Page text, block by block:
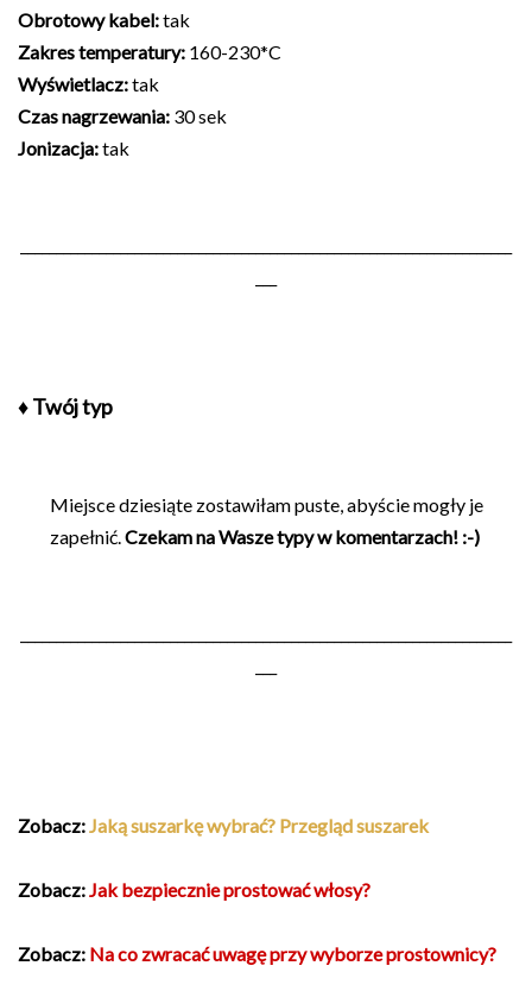
Obrotowy kabel:tak
Zakres temperatury: 160-230*C
Wyświetlacz:tak
Czas nagrzewania: 30 sek
Jonizacja:tak
♦ Twój typ
Miejsce dziesiąte zostawiłam puste, abyście mogły je
zapełnić.Czekam na Wasze typy w komentarzach! :-)
Zobacz:Jaką suszarkę wybrać? Przegląd suszarek
Zobacz:Jak bezpiecznie prostować włosy?
Zobacz: Na co zwracać uwagę przy wyborze prostownicy?